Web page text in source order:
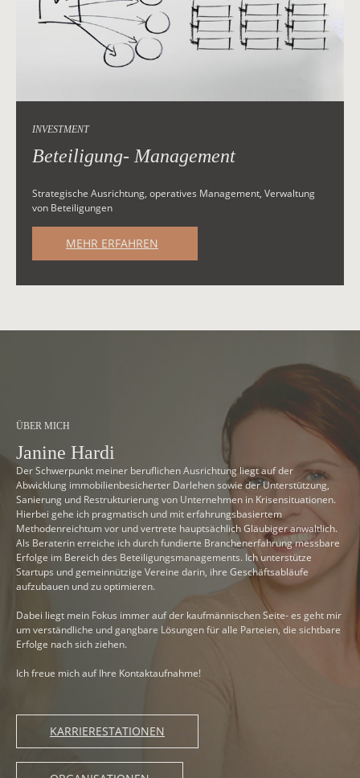
INVESTMENT
Beteiligung- Management
Strategische Ausrichtung, operatives Management, Verwaltung
von Beteiligungen
MEHR ERFAHREN
ÜBER MICH
Janine Hardi
Der Schwerpunkt meiner beruflichen Ausrichtung liegt auf der
Abwicklung immobilienbesicherter Darlehen sowie der Unterstützung,
Sanierung und Restrukturierung von Unternehmen in Krisensituationen.
Hierbei gehe ich pragmatisch und mit erfahrungsbasiertem
Methodenreichtum vor und vertrete hauptsächlich Gläubiger anwaltlich.
Als Beraterin erreiche ich durch fundierte Branchenerfahrung messbare
Erfolge im Bereich des Beteiligungsmanagements. Ich unterstütze
Startups und gemeinnützige Vereine darin, ihre Geschäftsabläufe
aufzubauen und zu optimieren.
Dabei liegt mein Fokus immer auf der kaufmännischen Seite- es geht mir
um verständliche und gangbare Lösungen für alle Parteien, die sichtbare
Erfolge nach sich ziehen.
Ich freue mich auf Ihre Kontaktaufnahme!
KARRIERESTATIONEN